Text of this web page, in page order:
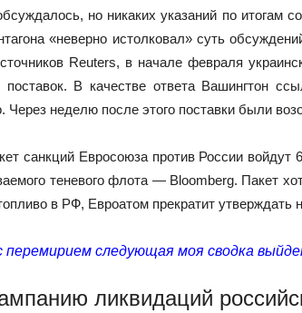
но никаких указаний по итогам
«неверно истолковал» суть
Reuters, в начале февраля
поставок. В качестве ответа Вашингтон
Через неделю после этого поставки были
санкций Евросоюза против России
теневого флота — Bloomberg. Пакет
в РФ, Евроатом прекратит утверждать
перемирием следующая моя сводка
ликвидаций